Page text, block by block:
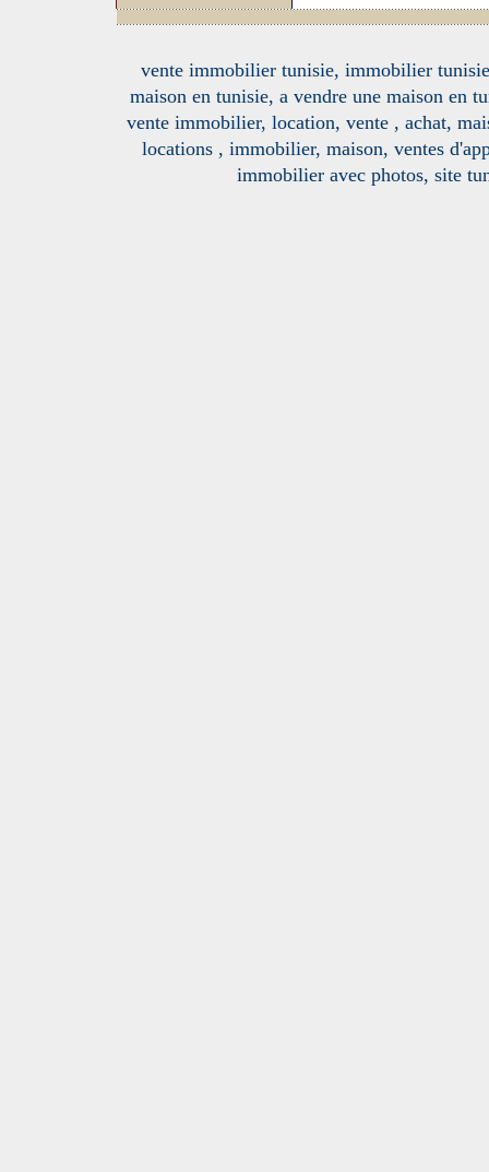
vente immobilier tunisie, immobilier
maison en tunisie, a vendre une maison en
vente immobilier, location, vente , achat,
locations , immobilier, maison, ventes
immobilier avec photos, site